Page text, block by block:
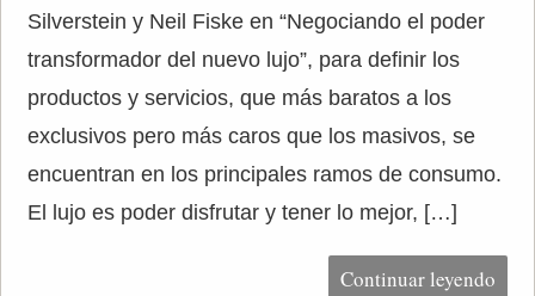
Silverstein y Neil Fiske en “Negociando el poder
transformador del nuevo lujo”, para definir los
productos y servicios, que más baratos a los
exclusivos pero más caros que los masivos, se
encuentran en los principales ramos de consumo.
El lujo es poder disfrutar y tener lo mejor, […]
Continuar leyendo